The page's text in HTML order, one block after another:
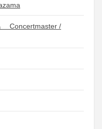
Concertmaster /